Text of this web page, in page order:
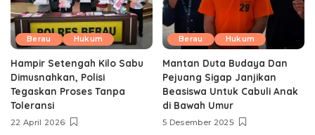
Berau Hukum
‎Hampir Setengah Kilo Sabu
Dimusnahkan, Polisi
Tegaskan Proses Tanpa
Toleransi
22 April 2026
Berau Hukum
Mantan Duta Budaya Dan
Pejuang Sigap Janjikan
Beasiswa Untuk Cabuli Anak
di Bawah Umur
5 Desember 2025